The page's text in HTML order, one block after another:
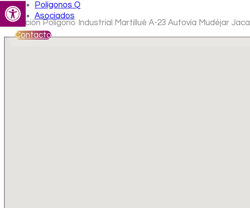
Abrir barra de herramientas
Polígonos Q
Asociados
Contacto
Ubicación Polígono Industrial Martillué A-23 Autovía Mudéjar Jaca